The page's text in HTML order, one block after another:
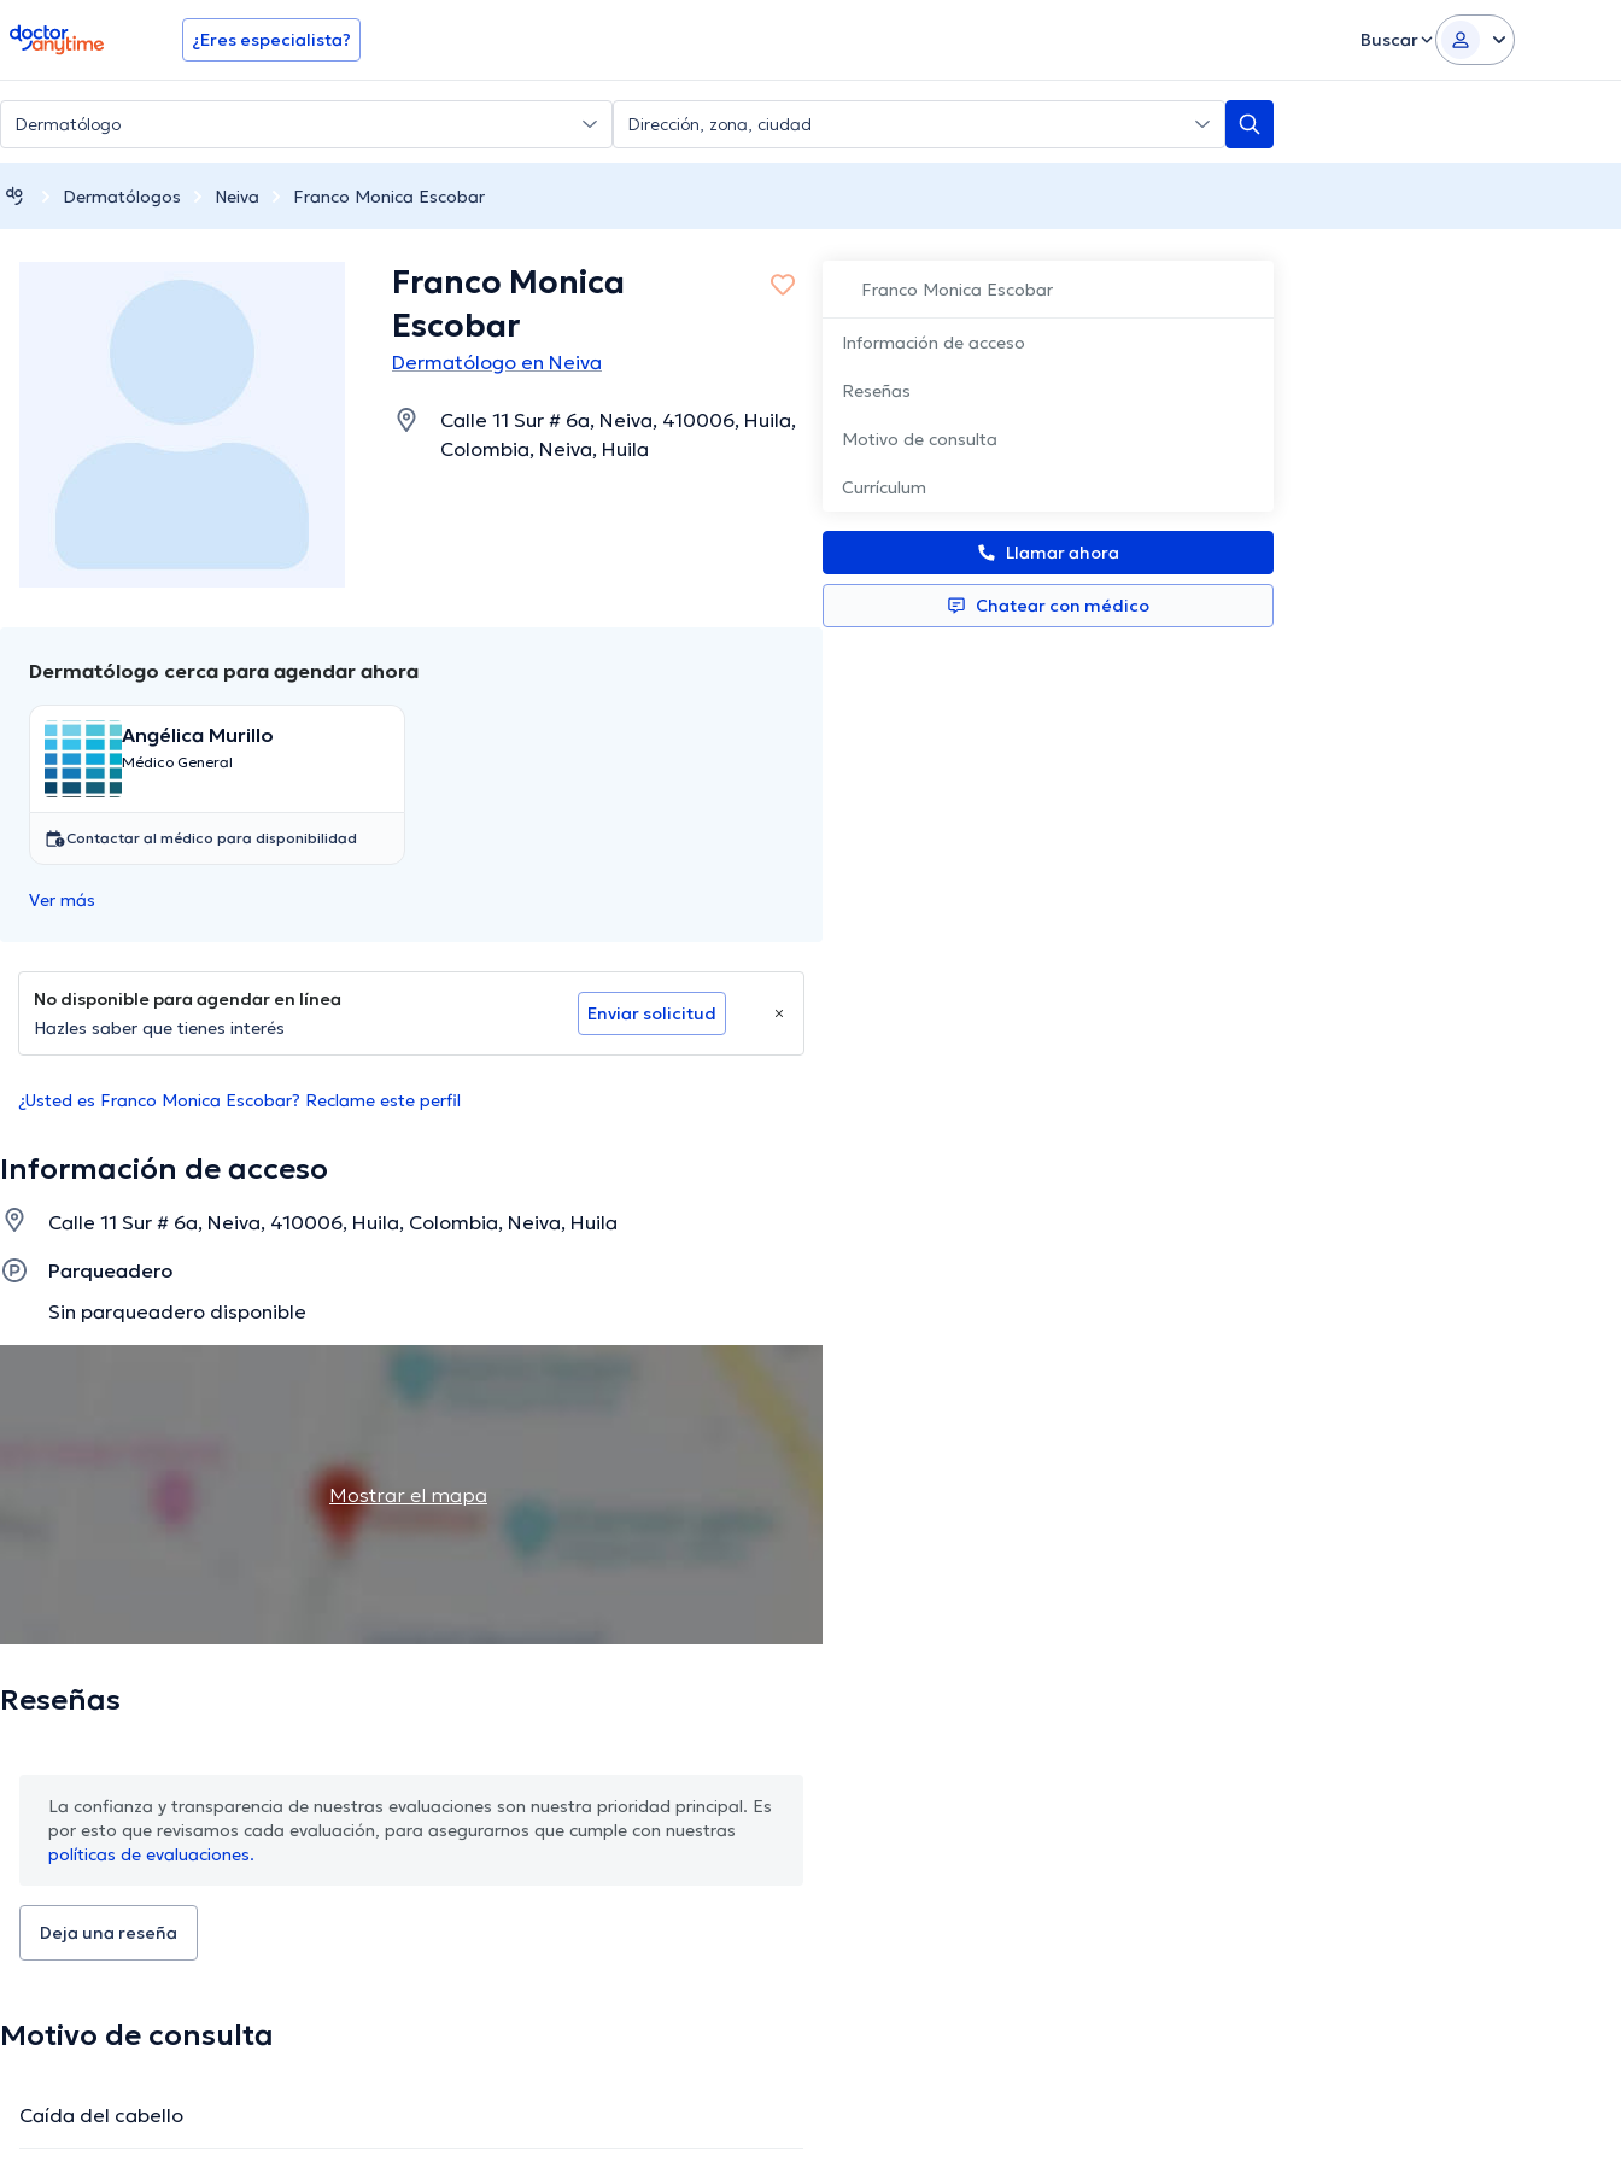
doctoranytime ¿Eres especialista? Buscar
Dermatólogos Neiva Franco Monica Escobar
Franco Monica Escobar
Información de acceso
Reseñas
Motivo de consulta
Currículum
Llamar ahora
Chatear con médico
Franco Monica
Escobar
Dermatólogo en Neiva
Calle 11 Sur # 6a, Neiva, 410006, Huila,
Colombia, Neiva, Huila
Dermatólogo cerca para agendar ahora
Angélica Murillo
Médico General
Contactar al médico para disponibilidad
Ver más
No disponible para agendar en línea
Hazles saber que tienes interés
Enviar solicitud
¿Usted es Franco Monica Escobar? Reclame este perfil
Información de acceso
Calle 11 Sur # 6a, Neiva, 410006, Huila, Colombia, Neiva, Huila
Parqueadero
Sin parqueadero disponible
Mostrar el mapa
Reseñas
La confianza y transparencia de nuestras evaluaciones son nuestra prioridad principal. Es
por esto que revisamos cada evaluación, para asegurarnos que cumple con nuestras
políticas de evaluaciones.
Deja una reseña
Motivo de consulta
Caída del cabello